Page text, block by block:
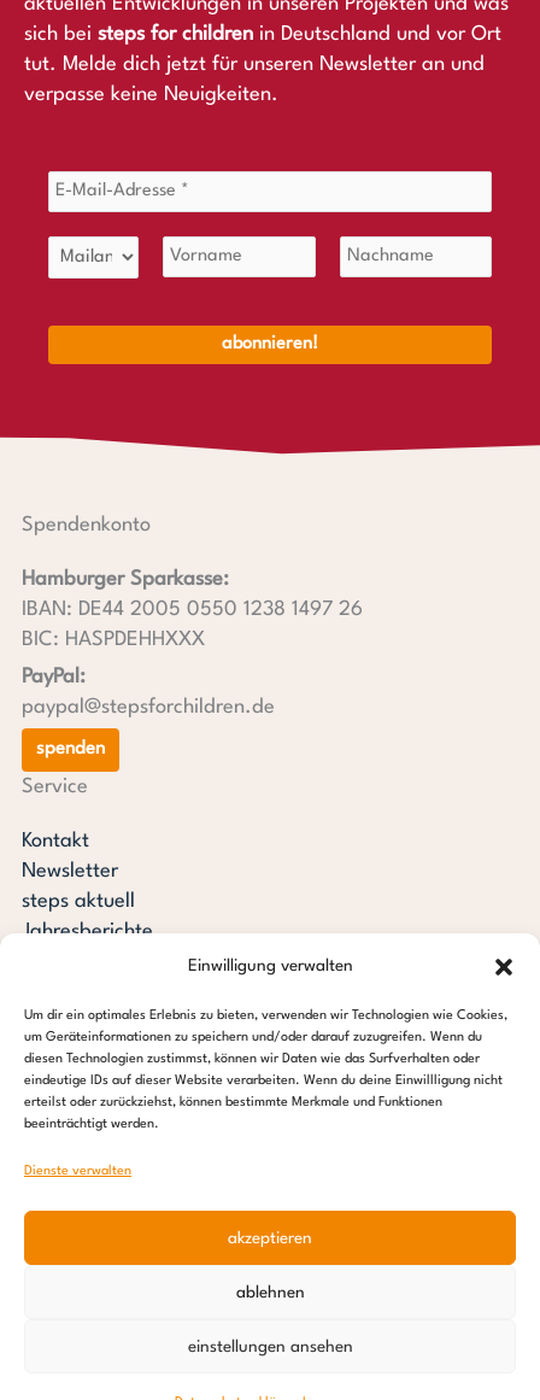
Einwilligung verwalten
Um dir ein optimales Erlebnis zu bieten, verwenden wir Technologien wie Cookies,
um Geräteinformationen zu speichern und/oder darauf zuzugreifen. Wenn du
diesen Technologien zustimmst, können wir Daten wie das Surfverhalten oder
eindeutige IDs auf dieser Website verarbeiten. Wenn du deine Einwillligung nicht
erteilst oder zurückziehst, können bestimmte Merkmale und Funktionen
beeinträchtigt werden.
Dienste verwalten
akzeptieren
ablehnen
einstellungen ansehen
aktuellen Entwicklungen in unseren Projekten und was
sich bei steps for children in Deutschland und vor Ort
tut. Melde dich jetzt für unseren Newsletter an und
verpasse keine Neuigkeiten.
Spendenkonto
Hamburger Sparkasse:
IBAN: DE44 2005 0550 1238 1497 26
BIC: HASPDEHHXXX
PayPal:
paypal@stepsforchildren.de
spenden
Service
Kontakt
Newsletter
steps aktuell
Jahresberichte
Pressespiegel
Stiftung steps for children
c/o Regus Altona
22765 Hamburg
Tel: +49 (0) 40 389 027 – 88
E-Mail: info@stepsforchildren.de
Pinterest
Impressum
Datenschutz
© 2026 Stiftung steps for children